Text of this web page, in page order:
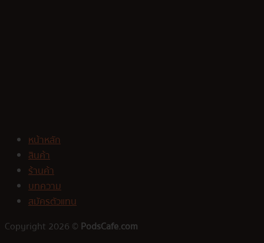
หน้าหลัก
สินค้า
ร้านค้า
บทความ
สมัครตัวแทน
Copyright 2026 © PodsCafe.com